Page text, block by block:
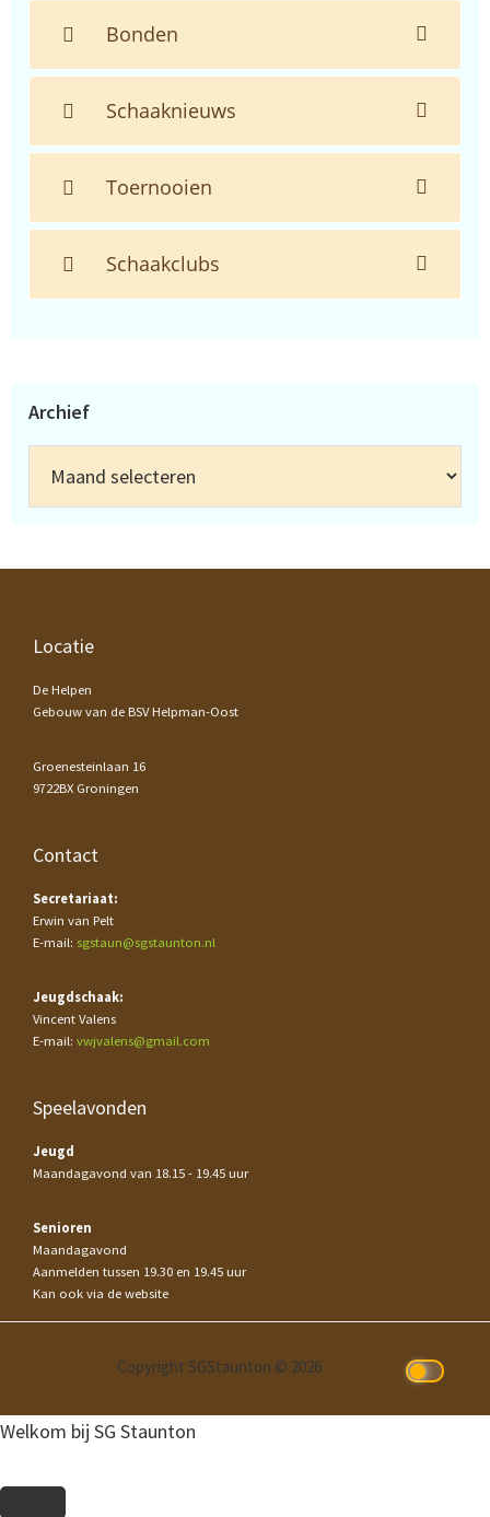
Bonden
Schaaknieuws
Toernooien
Schaakclubs
Archief
Footer
Locatie
De Helpen
Gebouw van de BSV Helpman-Oost
Groenesteinlaan 16
9722BX Groningen
Contact
Secretariaat:
Erwin van Pelt
E-mail: sgstaun@sgstaunton.nl
Jeugdschaak:
Vincent Valens
E-mail: vwjvalens@gmail.com
Speelavonden
Jeugd
Maandagavond van 18.15 - 19.45 uur
Senioren
Maandagavond
Aanmelden tussen 19.30 en 19.45 uur
Kan ook via de website
Copyright SGStaunton © 2026
Welkom bij SG Staunton